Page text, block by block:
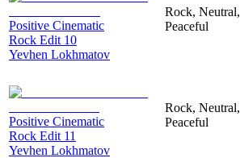
Positive Cinematic
Rock Edit 10
Yevhen Lokhmatov
Rock, Neutral,
Peaceful
Positive Cinematic
Rock Edit 11
Yevhen Lokhmatov
Rock, Neutral,
Peaceful